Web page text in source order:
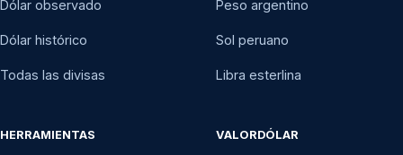
Dólar observado
Dólar histórico
Todas las divisas
Peso argentino
Sol peruano
Libra esterlina
HERRAMIENTAS VALORDÓLAR